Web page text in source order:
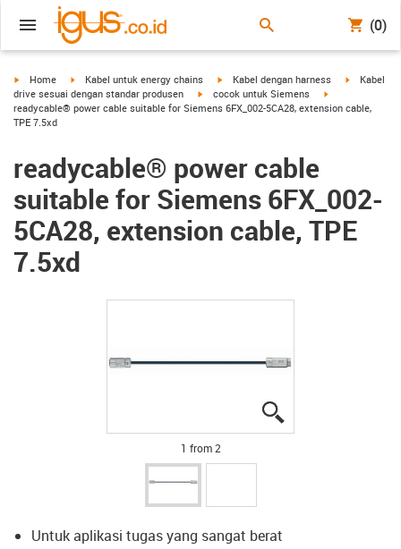
(0)
igus-icon-arrow-right
Home igus-icon-arrow-right
Kabel untuk energy chains igus-icon-arrow-right
Kabel dengan harness igus-icon-
Kabel
drive sesuai dengan standar produsen
igus-icon-arrow-right
cocok untuk Siemens
readycable® power cable suitable for Siemens 6FX_002-5CA28, extension cable,
TPE 7.5xd
readycable® power cable
suitable for Siemens 6FX_002-
5CA28, extension cable, TPE
7.5xd
1 from 2
Untuk aplikasi tugas yang sangat berat